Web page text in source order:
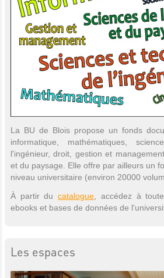
La BU de Blois propose un fonds
informatique, mathématiques,
l'ingénieur, droit, gestion et
et du paysage. Elle offre par ailleurs un
niveau universitaire (environ 20000
À partir ducatalogue , accédez à
ebooks et bases de données de
Les espaces